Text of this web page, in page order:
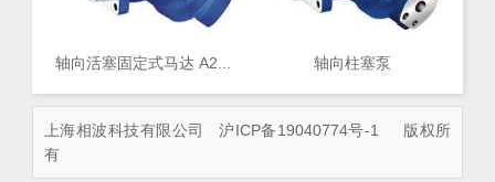
轴向活塞固定式马达 A2... 轴向柱塞泵
上海相波科技有限公司沪ICP备19040774号-1
版权所
有